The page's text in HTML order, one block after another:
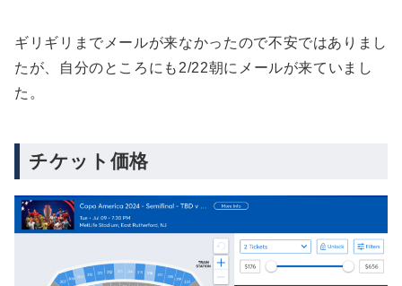
ギリギリまでメールが来なかったので不安ではありまし
たが、自分のところにも2/22朝にメールが来ていまし
た。
チケット価格